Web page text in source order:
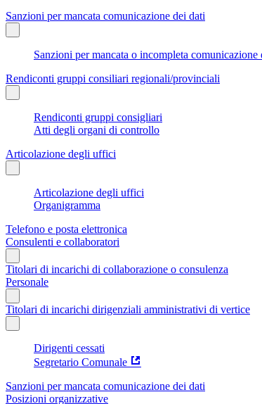
Sanzioni per mancata comunicazione dei dati
Sanzioni per mancata o incompleta
Rendiconti gruppi consiliari regionali/provinciali
Rendiconti gruppi consigliari
Atti degli organi di controllo
Articolazione degli uffici
Articolazione degli uffici
Organigramma
Telefono e posta elettronica
Consulenti e collaboratori
Titolari di incarichi di collaborazione o consulenza
Personale
Titolari di incarichi dirigenziali amministrativi di vertice
Dirigenti cessati
Segretario Comunale
Sanzioni per mancata comunicazione dei dati
Posizioni organizzative